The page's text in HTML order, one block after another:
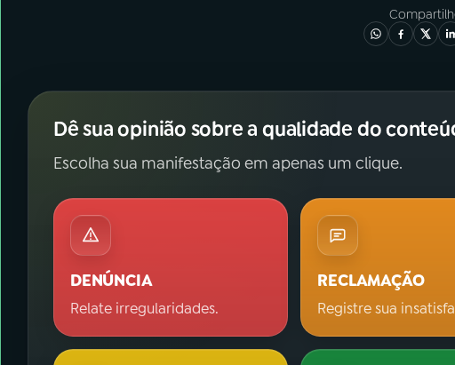
Dê sua opinião sobre a qualidade do
Escolha sua manifestação em apenas um clique.
DENÚNCIA
Relate irregularidades.
RECLAMAÇÃO
Registre sua